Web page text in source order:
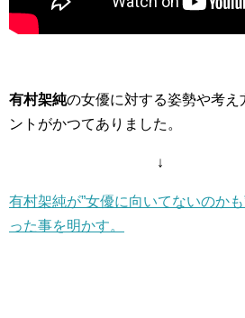
有村架純の女優に対する姿勢や考え
ントがかつてありました。
↓
有村架純が”女優に向いてないのか
った事を明かす。